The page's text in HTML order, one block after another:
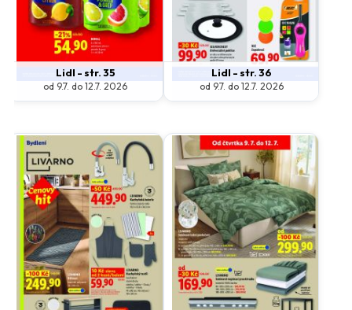
Lidl - str. 35
od 9.7. do 12.7. 2026
Lidl - str. 36
od 9.7. do 12.7. 2026